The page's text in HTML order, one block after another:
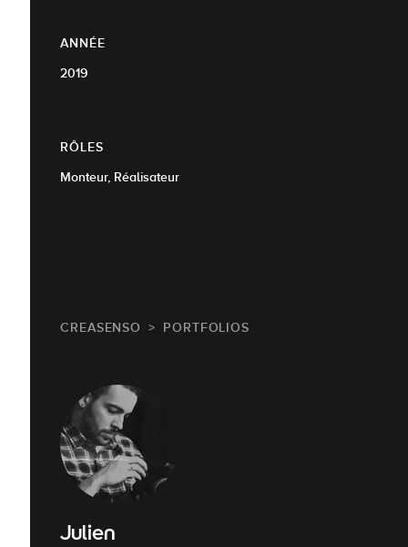
ANNÉE
2019
RÔLES
Monteur, Réalisateur
CREASENSO PORTFOLIOS
Julien